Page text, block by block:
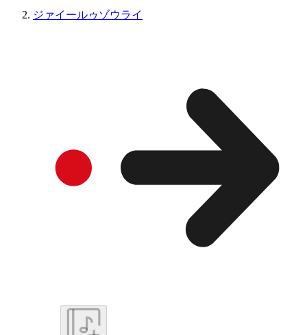
ジァイールゥゾウライ